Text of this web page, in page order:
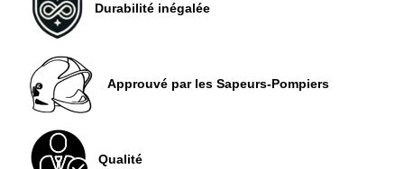
Durabilité inégalée
Approuvé par les Sapeurs-Pompiers
Qualité